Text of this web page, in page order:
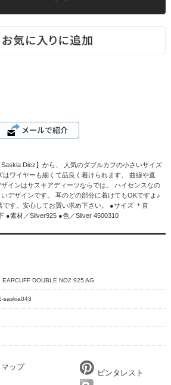
Diez】から、 人気のダブルカフの小さいサイズ
ワイヤーも細くて品良く着けられます。 曲線や直
インはサスキアディーツならでは。 ハイセンスなの
デザインです。 耳のどの部分に着けてもOKですよ♪
す。安心してお買い求め下さい。 ●サイズ ＊直
●素材／Silver925 ●色／Silver 4500310
EARCUFF DOUBLE NO2 925 AG
saskia043
ップ
ピンタレスト